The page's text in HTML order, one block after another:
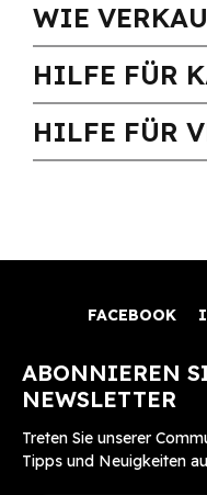
WIE
HILFE FÜR
HILFE FÜR
FACEBOOK
ABONNIEREN
NEWSLETTER
Treten Sie unserer
Tipps und Neuigkeiten